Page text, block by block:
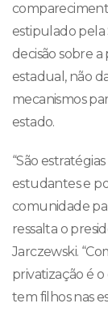
estipulado pela
decisão sobre
estadual, não
mecanismos
estado.
“São
estudantes e
comunidade
ressalta o
Jarczewski.
privatização é
tem filhos nas